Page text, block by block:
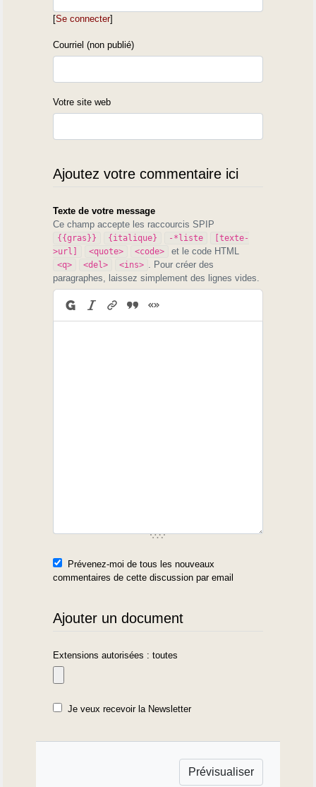
[Se connecter]
Courriel (non publié)
Votre site web
Ajoutez votre commentaire ici
Texte de votre message
Ce champ accepte les raccourcis SPIP
{{gras}} {italique} -*liste
[texte-
>url]
<quote> <code> et le code HTML
<q> <del> <ins>
. Pour créer des
paragraphes, laissez simplement des lignes vides.
Prévenez-moi de tous les nouveaux
commentaires de cette discussion par email
Ajouter un document
Extensions autorisées : toutes
Je veux recevoir la Newsletter